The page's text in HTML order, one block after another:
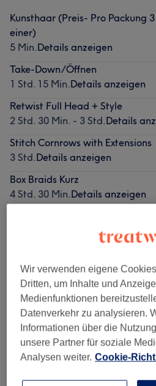
Kunsthaar (Preis- Pro Packung
einer)
5 Min.Details anzeigen
Take-Down/Öffnen
1 Std. 15 Min.Details anzeigen
Retwist Full Head + Style
2 Std. 30 Min. - 3 Std.Details
Stitch Cornrows with Extensions
3 Std.Details anzeigen
Box Braids Kurz
4 Std. 30 Min.Details anzeigen
Alle Services
Woman Hairstyles (15)
Retwist ( 1)
Wir verwenden eigene
Dritten, um Inhalte und
Medienfunktionen
Datenverkehr zu analysieren.
Informationen über die
unsere Partner für soziale
Analysen weiter. Cookie-